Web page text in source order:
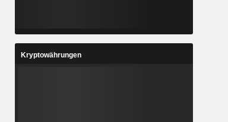
Kryptowährungen